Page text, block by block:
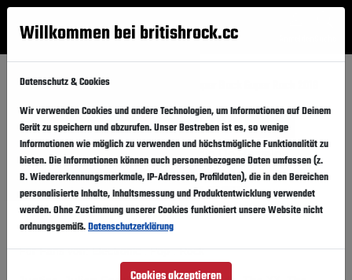
Menü
Startseite Festivals
Super Bock Super Rock 2018 Folgen
Portugal, Lissabon, Estadio Do Restelo
Donnerstag,19.07.2018-Samstag, 21.07.2018
Vergangener Event
Für Fans von: Electronic . Pop . Rock
Willkommen bei britishrock.cc
Datenschutz & Cookies
Wir verwenden Cookies und andere Technologien, um Informationen auf Deinem
Gerät zu speichern und abzurufen. Unser Bestreben ist es, so wenige
Informationen wie möglich zu verwenden und höchstmögliche Funktionalität zu
bieten. Die Informationen können auch personenbezogene Daten umfassen (z.
B. Wiedererkennungsmerkmale, IP-Adressen, Profildaten), die in den Bereichen
personalisierte Inhalte, Inhaltsmessung und Produktentwicklung verwendet
werden. Ohne Zustimmung unserer Cookies funktioniert unsere Website nicht
ordnungsgemäß.Datenschutzerklärung